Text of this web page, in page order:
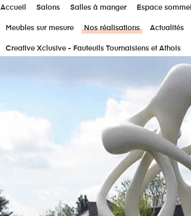
Accueil Salons Salles à manger Espace sommeil
Meubles sur mesure Nos réalisations Actualités
Creative Xclusive - Fauteuils Tournaisiens et Athois